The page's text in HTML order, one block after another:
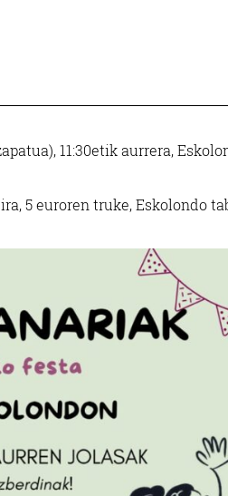
11:30etik aurrera,
5 euroren truke, Eskolondo